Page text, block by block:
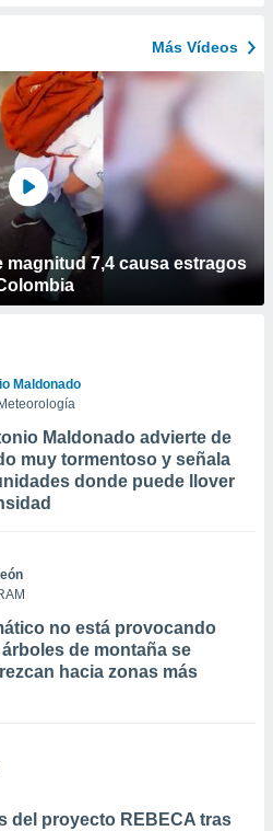
Más Vídeos
magnitud 7,4 causa estragos
Maldonado
Maldonado advierte de
muy tormentoso y señala
donde puede llover
no está provocando
de montaña se
hacia zonas más
del proyecto REBECA tras